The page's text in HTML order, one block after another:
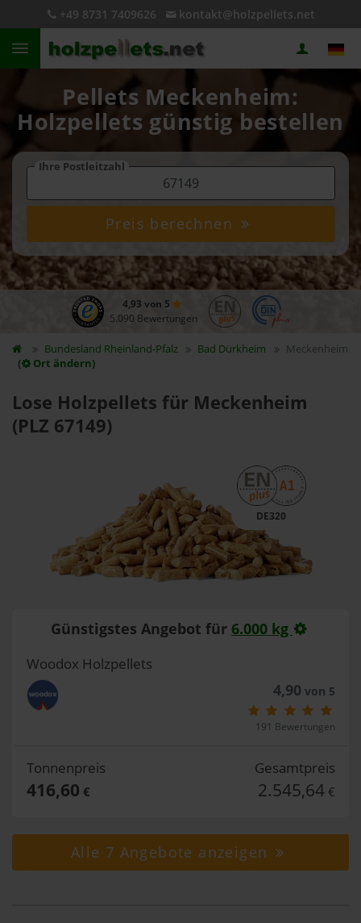
+49 8731 7409626 kontakt@holzpellets.net
Pellets Meckenheim:
Holzpellets günstig bestellen
Ihre Postleitzahl
Preis berechnen
4,93 von 5
5.090 Bewertungen
Bundesland Rheinland-Pfalz Bad Dürkheim
Meckenheim
(
Ort ändern)
Lose Holzpellets für Meckenheim
(PLZ 67149)
DE320
Günstigstes Angebot für 6.000 kg
Woodox Holzpellets
4,90 von 5
191 Bewertungen
Tonnenpreis
416,60 €
Gesamtpreis
2.545,64 €
Alle 7 Angebote anzeigen